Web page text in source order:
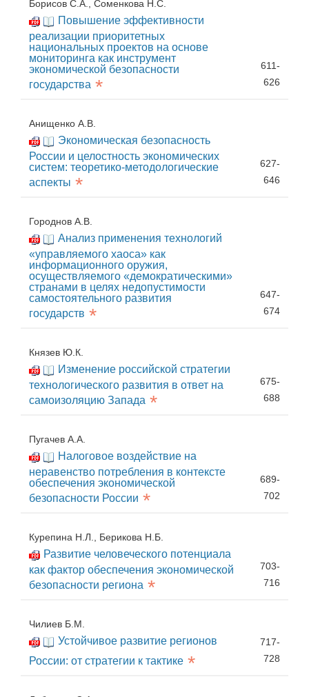
Борисов С.А., Соменкова Н.С.
Повышение эффективности
реализации приоритетных
национальных проектов на основе
мониторинга как инструмент
экономической безопасности
государства *
611-
626
Анищенко А.В.
Экономическая безопасность
России и целостность экономических
систем: теоретико-методологические
аспекты *
627-
646
Городнов А.В.
Анализ применения технологий
«управляемого хаоса» как
информационного оружия,
осуществляемого «демократическими»
странами в целях недопустимости
самостоятельного развития
государств *
647-
674
Князев Ю.К.
Изменение российской стратегии
технологического развития в ответ на
самоизоляцию Запада *
675-
688
Пугачев А.А.
Налоговое воздействие на
неравенство потребления в контексте
обеспечения экономической
безопасности России *
689-
702
Курепина Н.Л., Берикова Н.Б.
Развитие человеческого потенциала
как фактор обеспечения экономической
безопасности региона *
703-
716
Чилиев Б.М.
Устойчивое развитие регионов
России: от стратегии к тактике *
717-
728